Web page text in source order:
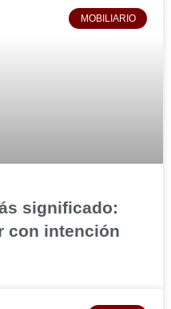
MOBILIARIO
significado:
con intención